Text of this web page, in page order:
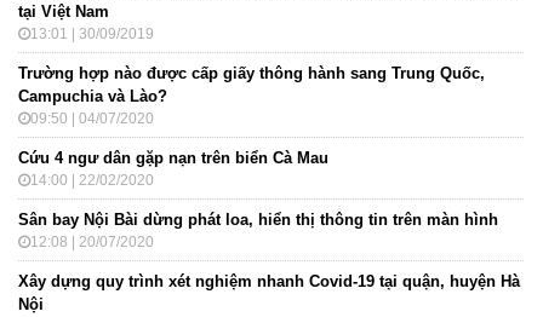
tại Việt Nam
13:01 | 30/09/2019
Trường hợp nào được cấp giấy thông hành sang Trung Quốc,
Campuchia và Lào?
09:50 | 04/07/2020
Cứu 4 ngư dân gặp nạn trên biển Cà Mau
14:00 | 22/02/2020
Sân bay Nội Bài dừng phát loa, hiển thị thông tin trên màn hình
12:08 | 20/07/2020
Xây dựng quy trình xét nghiệm nhanh Covid-19 tại quận, huyện Hà
Nội